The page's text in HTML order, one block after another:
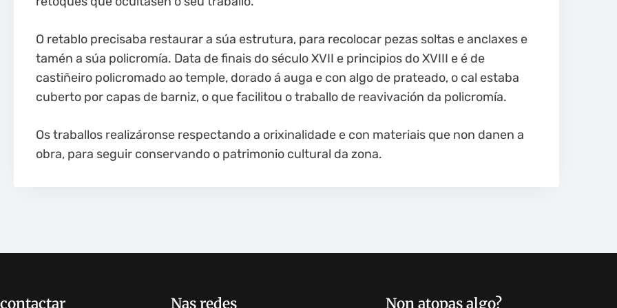
O retablo precisaba restaurar a súa estrutura, para recolocar pezas soltas e anclaxes e
tamén a súa policromía. Data de finais do século XVII e principios do XVIII e é de
castiñeiro policromado ao temple, dorado á auga e con algo de prateado, o cal estaba
cuberto por capas de barniz, o que facilitou o traballo de reavivación da policromía.
Os traballos realizáronse respectando a orixinalidade e con materiais que non danen a
obra, para seguir conservando o patrimonio cultural da zona.
Nas redes Non atopas algo?